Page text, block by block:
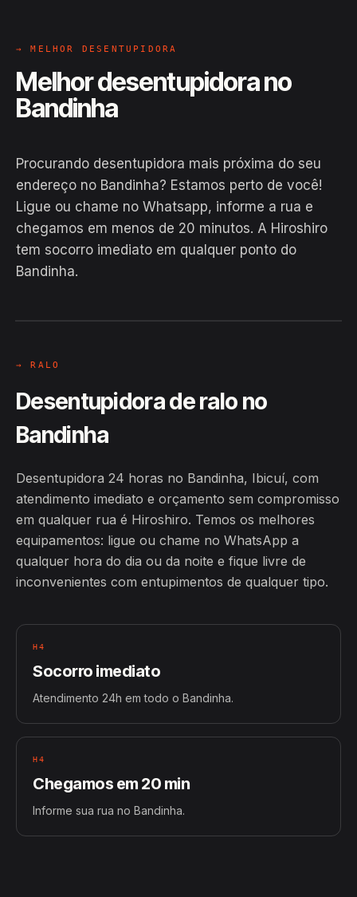
→ MELHOR DESENTUPIDORA
Melhor desentupidora no
Bandinha
Procurando desentupidora mais próxima do seu
endereço no Bandinha? Estamos perto de você!
Ligue ou chame no Whatsapp, informe a rua e
chegamos em menos de 20 minutos. A Hiroshiro
tem socorro imediato em qualquer ponto do
Bandinha.
EM CAMPO
→ RALO
Desentupidora de ralo no
Bandinha
Desentupidora 24 horas no Bandinha, Ibicuí, com
atendimento imediato e orçamento sem compromisso
em qualquer rua é Hiroshiro. Temos os melhores
equipamentos: ligue ou chame no WhatsApp a
qualquer hora do dia ou da noite e fique livre de
inconvenientes com entupimentos de qualquer tipo.
H4
Socorro imediato
Atendimento 24h em todo o Bandinha.
H4
Chegamos em 20 min
Informe sua rua no Bandinha.